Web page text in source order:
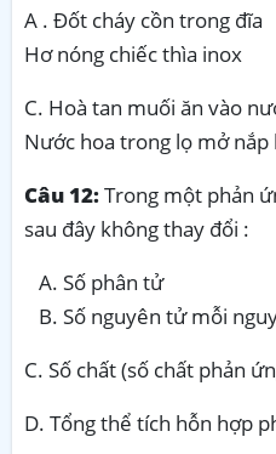
A . Đốt cháy
Hơ nóng chiếc thìa inox
C. Hoà tan
Nước hoa trong lọ mở nắp
Câu 12:Trong một phản
sau đây không thay đổi :
Số phân tử
Số nguyên tử mỗi
C. Số chất (số chất phản
D. Tổng thể tích hỗn hợp